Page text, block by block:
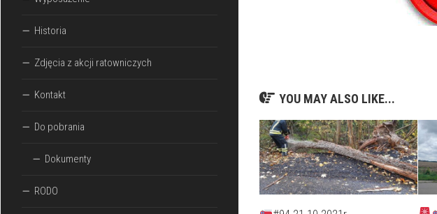
YOU MAY ALSO LIKE...
Historia
Zdjęcia z akcji ratowniczych
Kontakt
Do pobrania
Dokumenty
RODO